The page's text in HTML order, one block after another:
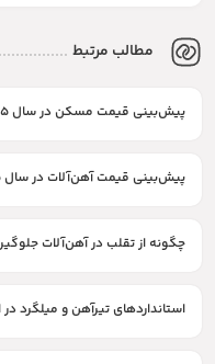
مطالب مرتبط
پیش‌بینی قیمت مسکن در سال ۱۴۰۵ (سناریو های احتمالی)
پیش‌بینی قیمت آهن‌آلات در سال ۱۴۰۵ (سناریو محور)
چگونه از تقلب در آهن‌آلات
استانداردهای تیرآهن و میلگرد